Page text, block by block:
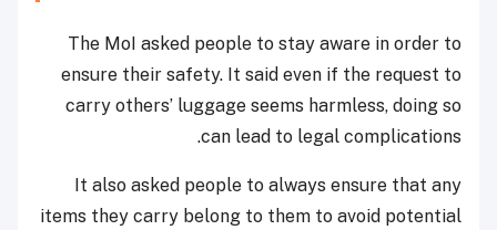
The MoI asked people to stay aware in order to
ensure their safety. It said even if the request to
carry others’ luggage seems harmless, doing so
can lead to legal complications.
It also asked people to always ensure that any
items they carry belong to them to avoid potential